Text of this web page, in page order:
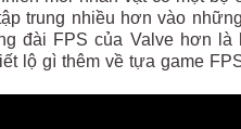
trung nhiều hơn vào
đài FPS của Valve hơn là
lộ gì thêm về tựa game